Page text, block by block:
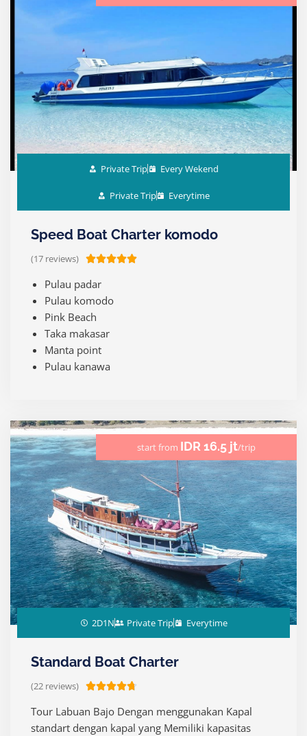
Private Trip Every Wekend
Private Trip Everytime
Speed Boat Charter komodo
(17 reviews) R
f
Pulau padar
Pulau komodo
Pink Beach
Taka makasar
Manta point
Pulau kanawa
start from IDR 16.5 jt/trip
2D1N Private Trip Everytime
Standard Boat Charter
(22 reviews) 
t
Tour Labuan Bajo Dengan menggunakan Kapal
standart dengan kapal yang Memiliki kapasitas